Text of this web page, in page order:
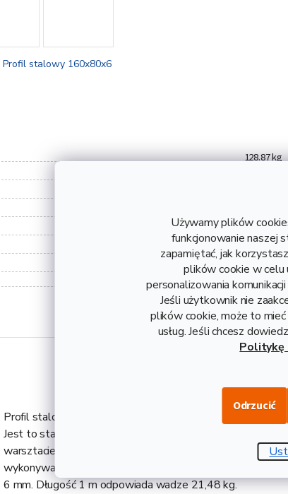
Używamy plików
funkcjonowanie naszej
zapamiętać, jak
plików cookie w celu
personalizowania
Jeśli użytkownik nie
plików cookie, może to
usług. Jeśli chcesz
Politykę
Odrzucić
Profil stalowy 160x80x6
128.87 kg
21,48 kg
128,87 kg
5,81 zł bez VAT
Stal
Profil stalowy 160x80x6 walcowany na gorąco bez
Jest to stalowy profil prostokątny zamknięty, który
warsztacie ślusarskim. Ze względu na swój kształt
wykonywania konstrukcji pod kolektory słoneczne.
6 mm. Długość 1 m odpowiada wadze 21,48 kg.